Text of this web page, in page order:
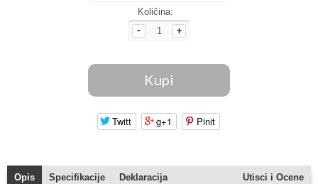
Količina:
Twitt g+1 Pinit
Opis Specifikacije Deklaracija
Utisci i Ocene